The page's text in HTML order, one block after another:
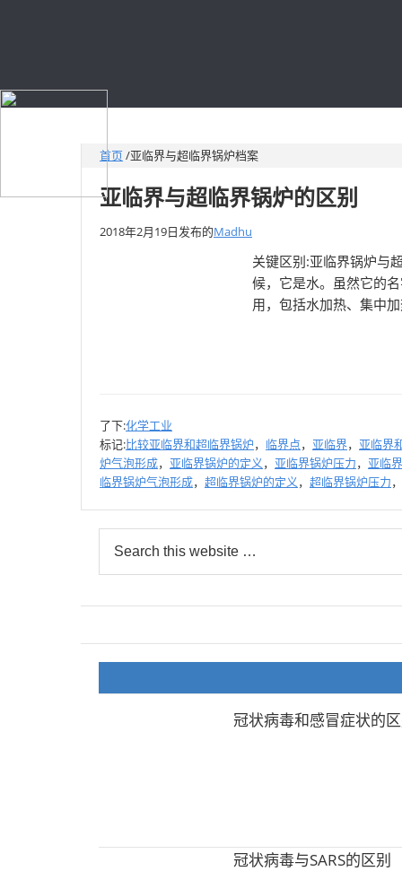
首页/亚临界与超临界锅炉档案
亚临界与超临界锅炉的区别
2018年2月19日发布的Madhu
关键区别:亚临界锅炉与
候，它是水。虽然它的
用，包括水加热、集中
了下:化学工业
标记:比较亚临界和超临界锅炉， 临界点， 亚临界， 亚临界
炉气泡形成， 亚临界锅炉的定义， 亚临界锅炉压力， 亚临
临界锅炉气泡形成， 超临界锅炉的定义， 超临界锅炉压力，
冠状病毒和感冒症状的
冠状病毒与SARS的区别